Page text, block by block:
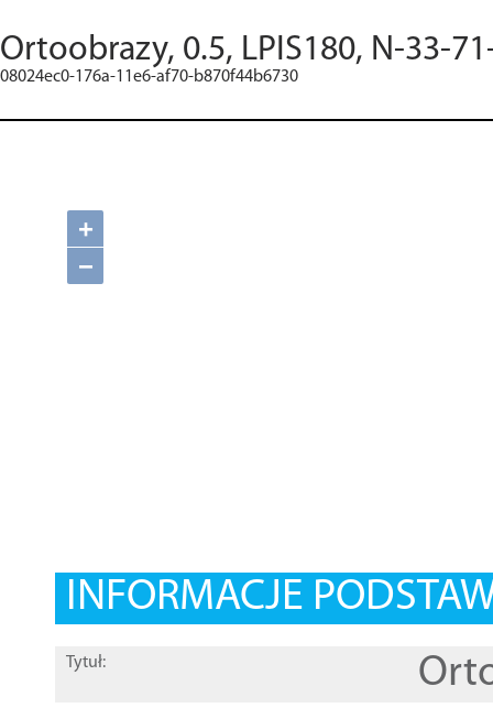
Ortoobrazy, 0.5, LPIS180, N-33-
08024ec0-176a-11e6-af70-b870f44b6730
+
−
INFORMACJE
Tytuł: